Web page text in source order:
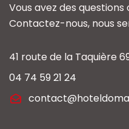
Vous avez des
Contactez-nous, nous
41 route de la Taquière
04 74 59 21 24